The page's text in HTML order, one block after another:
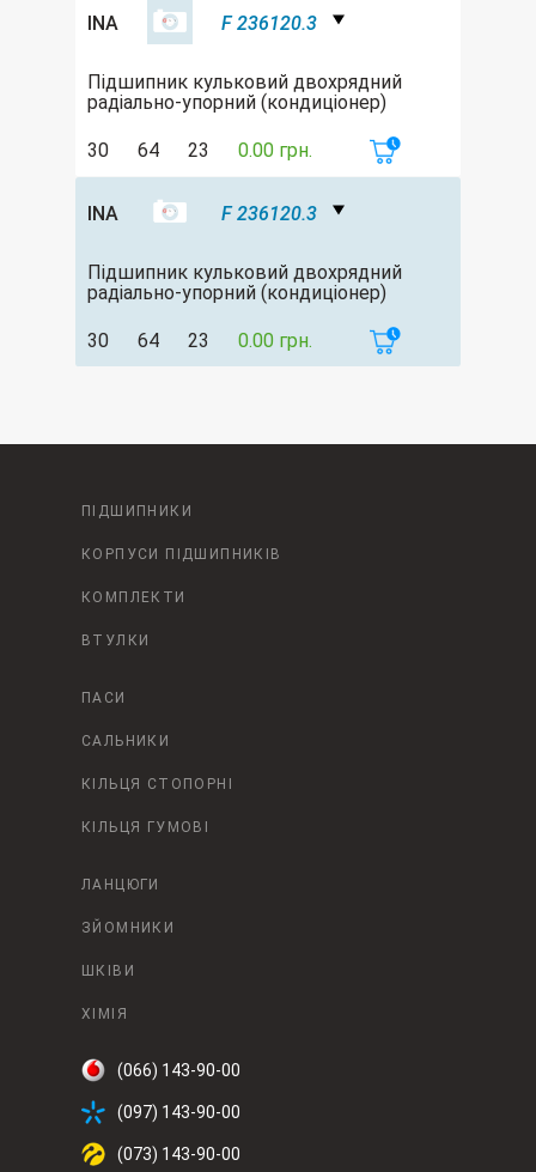
INA F 236120.3
Підшипник кульковий двохрядний
радіально-упорний (кондиціонер)
30 64 23 0.00 грн.
INA F 236120.3
Підшипник кульковий двохрядний
радіально-упорний (кондиціонер)
30 64 23 0.00 грн.
ПІДШИПНИКИ
КОРПУСИ ПІДШИПНИКІВ
КОМПЛЕКТИ
ВТУЛКИ
ПАСИ
САЛЬНИКИ
КІЛЬЦЯ СТОПОРНІ
КІЛЬЦЯ ГУМОВІ
ЛАНЦЮГИ
ЗЙОМНИКИ
ШКІВИ
ХІМІЯ
(066) 143-90-00
(097) 143-90-00
(073) 143-90-00